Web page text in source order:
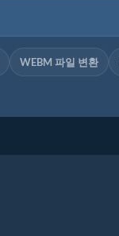
WEBM 파일 변환